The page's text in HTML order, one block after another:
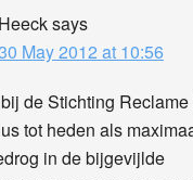
Heecksays
May 2012 at 10:56
de Stichting
tot heden als
in de bijgevijlde